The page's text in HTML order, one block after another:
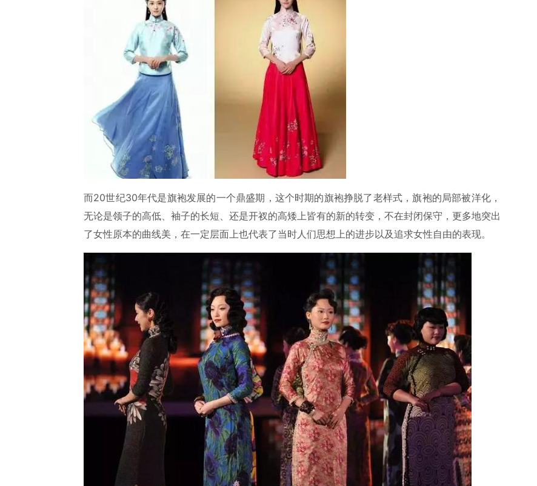
而20世纪30年代是旗袍发展的一个鼎盛期，这个时期的旗袍挣脱了老样式，旗袍的局部被洋化，
无论是领子的高低、袖子的长短、还是开衩的高矮上皆有的新的转变，不在封闭保守，更多地突出
了女性原本的曲线美，在一定层面上也代表了当时人们思想上的进步以及追求女性自由的表现。